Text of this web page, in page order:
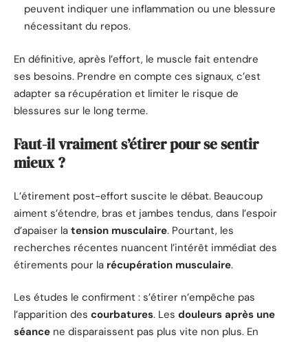
peuvent indiquer une inflammation ou une blessure
nécessitant du repos.
En définitive, après l’effort, le muscle fait entendre
ses besoins. Prendre en compte ces signaux, c’est
adapter sa récupération et limiter le risque de
blessures sur le long terme.
Faut-il vraiment s’étirer pour se sentir
mieux ?
L’étirement post-effort suscite le débat. Beaucoup
aiment s’étendre, bras et jambes tendus, dans l’espoir
d’apaiser la tension musculaire. Pourtant, les
recherches récentes nuancent l’intérêt immédiat des
étirements pour la récupération musculaire.
Les études le confirment : s’étirer n’empêche pas
l’apparition des courbatures. Les douleurs après une
séance ne disparaissent pas plus vite non plus. En